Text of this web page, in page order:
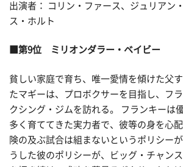
出演者： コリン・ファース、ジュリアン
ス・ホルト
■第9位 ミリオンダラー・ベイビー
貧しい家庭で育ち、唯一愛情を傾けた父
たマギーは、プロボクサーを目指し、フ
クシング・ジムを訪れる。 フランキーは
多く育ててきた実力者で、彼等の身を心
険の及ぶ試合は組まないというポリシー
うした彼のポリシーが、ビッグ・チャン